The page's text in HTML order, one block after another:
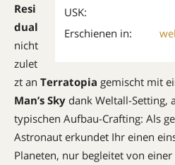
USK:
Erschienen in:
Resi
dual
nicht
zulet
zt an Terratopia gemischt mit
Man’s Sky dank Weltall-Setting,
typischen Aufbau-Crafting: Als
Astronaut erkundet Ihr einen
Planeten, nur begleitet von